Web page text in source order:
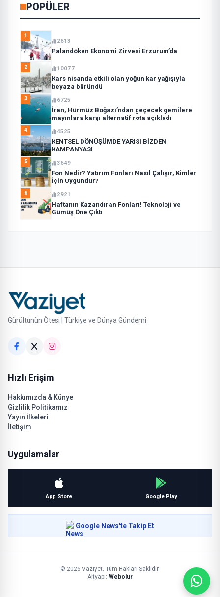
POPÜLER
1
2613
Palandöken Ekonomi Zirvesi Erzurum’da
2 10077
Kars nisanda etkili olan yoğun kar yağışıyla
beyaza büründü
3 6725
İran, Hürmüz Boğazı’ndan geçecek gemilere
mayınlara karşı alternatif rota açıkladı
4 4525
KENTSEL DÖNÜŞÜMDE YARISI BİZDEN
KAMPANYASI
5 3649
Fon Nedir? Yatırım Fonları Nasıl Çalışır, Kimler
İçin Uygundur?
6 2921
Haftanın Kazandıran Fonları! Teknoloji ve
Gümüş Öne Çıktı
Gürültünün Ötesi | Türkiye ve Dünya Gündemi
Hızlı Erişim
Hakkımızda & Künye
Gizlilik Politikamız
Yayın İlkeleri
İletişim
Uygulamalar
App Store Google Play
Google News'te Takip Et
© 2026 Vaziyet. Tüm Hakları Saklıdır.
Altyapı: Webolur